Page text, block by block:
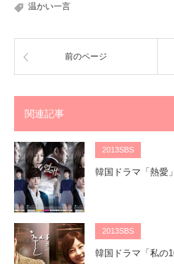
温かい一言
前のページ
関連記事
2013SBS
韓国ドラマ「熱愛
2013SBS
韓国ドラマ「私の